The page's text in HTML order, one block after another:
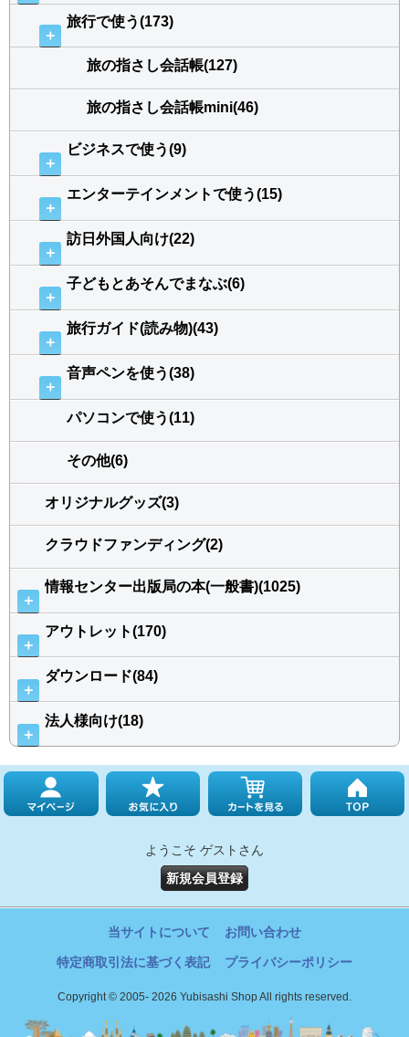
＋
旅行で使う(173)
旅の指さし会話帳(127)
旅の指さし会話帳mini(46)
＋
ビジネスで使う(9)
＋
エンターテインメントで使う(15)
＋
訪日外国人向け(22)
＋
子どもとあそんでまなぶ(6)
＋
旅行ガイド(読み物)(43)
＋
音声ペンを使う(38)
パソコンで使う(11)
その他(6)
オリジナルグッズ(3)
クラウドファンディング(2)
＋
情報センター出版局の本(一般書)(1025)
＋
アウトレット(170)
＋
ダウンロード(84)
＋
法人様向け(18)
ようこそ ゲストさん
新規会員登録
当サイトについて お問い合わせ
特定商取引法に基づく表記 プライバシーポリシー
Copyright © 2005- 2026 Yubisashi Shop All rights reserved.